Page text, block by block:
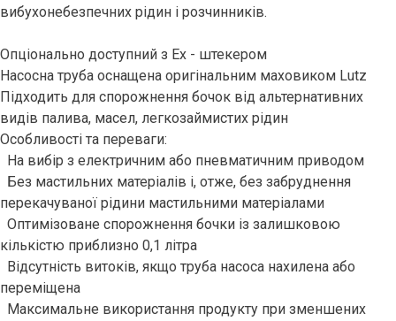
вибухонебезпечних рідин і розчинників.
Опціонально доступний з Ex - штекером
Насосна труба оснащена оригінальним маховиком Lutz
Підходить для спорожнення бочок від альтернативних
видів палива, масел, легкозаймистих рідин
Особливості та переваги:
На вибір з електричним або пневматичним приводом
Без мастильних матеріалів і, отже, без забруднення
перекачуваної рідини мастильними матеріалами
Оптимізоване спорожнення бочки із залишковою
кількістю приблизно 0,1 літра
Відсутність витоків, якщо труба насоса нахилена або
переміщена
Максимальне використання продукту при зменшених